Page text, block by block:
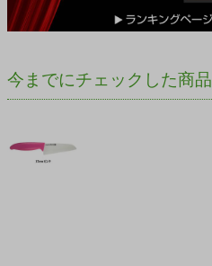
今までにチェックした商品